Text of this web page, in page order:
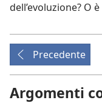
dell’evoluzione? O
Precedente
Argomenti